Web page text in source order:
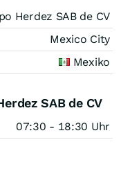
Herdez SAB de CV
Mexico City
Mexiko
SAB de CV
07:30 - 18:30 Uhr